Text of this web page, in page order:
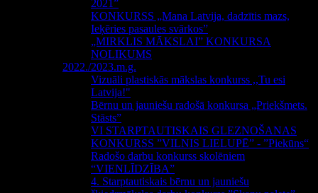
2021”
KONKURSS „Mana Latvija, dadzītis mazs,
Ieķēries pasaules svārkos”
„MIRKLIS MĀKSLAI” KONKURSA
NOLIKUMS
2022./2023.m.g.
Vizuāli plastiskās mākslas konkurss ,,Tu esi
Latvija!"
Bērnu un jauniešu radošā konkursa „Priekšmets.
Stāsts”
VI STARPTAUTISKAIS GLEZNOŠANAS
KONKURSS ”VILNIS LIELUPĒ” - ”Piekūns“
Radošo darbu konkurss skolēniem
“VIENLĪDZĪBA”
4. Starptautiskais bērnu un jauniešu